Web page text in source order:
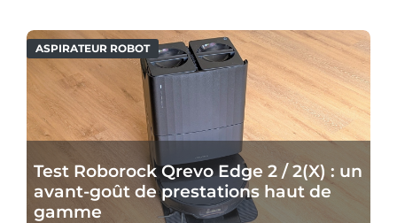
ASPIRATEUR ROBOT
Test Roborock Qrevo Edge 2 / 2(X) : un
avant-goût de prestations haut de
gamme